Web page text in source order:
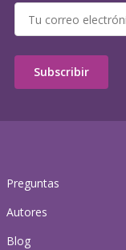
Preguntas
Autores
Blog
Subscribir